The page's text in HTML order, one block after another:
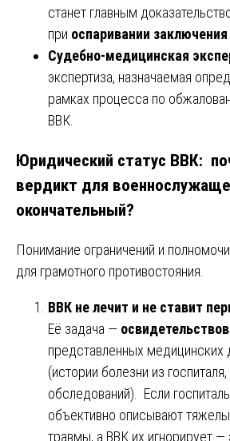
станет главным
при оспаривании
Судебно-медицинская
экспертиза, назначаемая
рамках процесса по
ВВК.
Юридический статус ВВК:
вердикт для
окончательный?
Понимание ограничений и
для грамотного противостояния.
ВВК не лечит и не ставит
Её задача —
представленных медицинских
(истории болезни из
обследований). Если
объективно описывают
травмы, а ВВК их игнорирует —